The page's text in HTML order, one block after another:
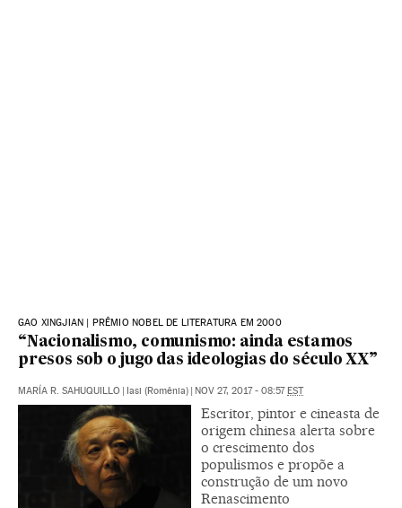
GAO XINGJIAN | PRÊMIO NOBEL DE LITERATURA EM 2000
“Nacionalismo, comunismo: ainda estamos
presos sob o jugo das ideologias do século XX”
MARÍA R. SAHUQUILLO | Iasi (Romênia) | NOV 27, 2017 - 08:57EST
Escritor, pintor e cineasta de
origem chinesa alerta sobre
o crescimento dos
populismos e propõe a
construção de um novo
Renascimento